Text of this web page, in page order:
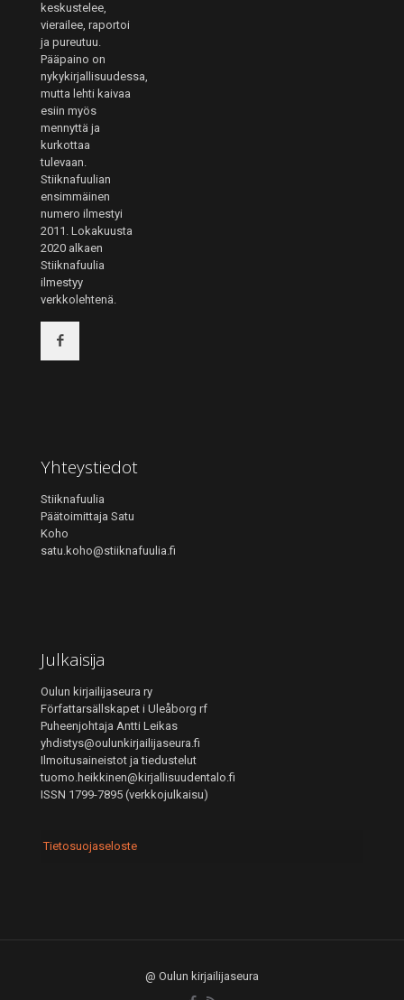
keskustelee,
vierailee, raportoi
ja pureutuu.
Pääpaino on
nykykirjallisuudessa,
mutta lehti kaivaa
esiin myös
mennyttä ja
kurkottaa
tulevaan.
Stiiknafuulian
ensimmäinen
numero ilmestyi
2011. Lokakuusta
2020 alkaen
Stiiknafuulia
ilmestyy
verkkolehtenä.
Yhteystiedot
Stiiknafuulia
Päätoimittaja Satu
Koho
satu.koho@stiiknafuulia.fi
Julkaisija
Oulun kirjailijaseura ry
Författarsällskapet i Uleåborg rf
Puheenjohtaja Antti Leikas
yhdistys@oulunkirjailijaseura.fi
Ilmoitusaineistot ja tiedustelut
tuomo.heikkinen@kirjallisuudentalo.fi
ISSN 1799-7895 (verkkojulkaisu)
Tietosuojaseloste
@ Oulun kirjailijaseura